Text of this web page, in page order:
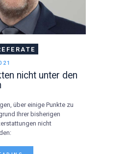
nicht unter den
über einige Punkte zu
Ihrer bisherigen
nicht